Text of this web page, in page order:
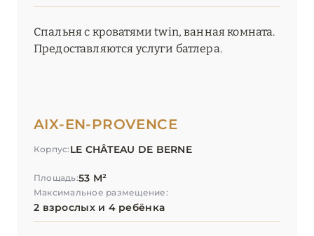
Спальня с кроватями twin, ванная комната.
Предоставляются услуги батлера.
AIX-EN-PROVENCE
Корпус: LE CHÂTEAU DE BERNE
Площадь:53 М²
Максимальное размещение:
2 взрослых и 4 ребёнка